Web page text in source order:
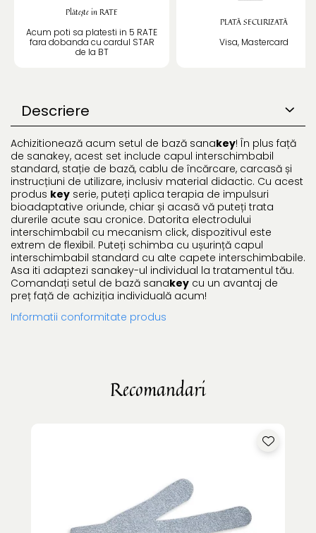
Plătește in RATE
Acum poti sa platesti in 5 RATE
fara dobanda cu cardul STAR
de la BT
PLATĂ SECURIZATĂ
Visa, Mastercard
Descriere
Achizitionează acum setul de bază sanakey! În plus față
de sanakey, acest set include capul interschimbabil
standard, stație de bază, cablu de încărcare, carcasă și
instrucțiuni de utilizare, inclusiv material didactic. Cu acest
produs key serie, puteți aplica terapia de impulsuri
bioadaptative oriunde, chiar și acasă vă puteți trata
durerile acute sau cronice. Datorita electrodului
interschimbabil cu mecanism click, dispozitivul este
extrem de flexibil. Puteți schimba cu ușurință capul
interschimbabil standard cu alte capete interschimbabile.
Asa iti adaptezi sanakey-ul individual la tratamentul tău.
Comandați setul de bază sanakey cu un avantaj de
preț față de achiziția individuală acum!
Informatii conformitate produs
Recomandari